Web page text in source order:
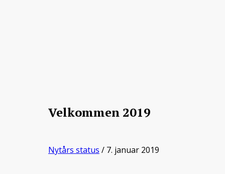
Velkommen 2019
Nytårs status / 7. januar 2019